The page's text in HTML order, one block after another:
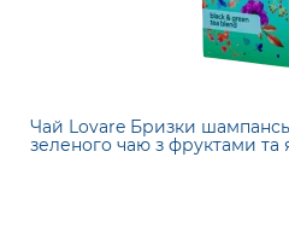
Чай Lovare Бризки
зеленого чаю з фруктами та